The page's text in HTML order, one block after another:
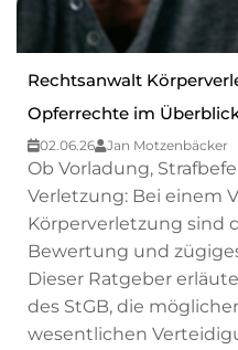
Rechtsanwalt
Opferrechte im
02.06.26 Jan Motzenbäcker
Ob Vorladung,
Verletzung: Bei einem
Körperverletzung sind
Bewertung und
Dieser Ratgeber
des StGB, die
wesentlichen